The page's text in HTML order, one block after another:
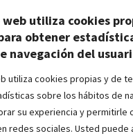
utiliza cookies
obtener
navegación del
utiliza cookies propias y de
sobre los hábitos de
su experiencia y permitirle
redes sociales. Usted puede
SL CIF: B82809781
Pirineos 27, Nave 6
Sebastián de los Reyes
Madrid - España
- 628518856